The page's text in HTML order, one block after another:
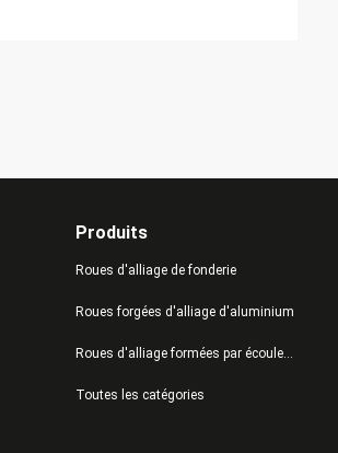
Produits
Roues d'alliage de fonderie
Roues forgées d'alliage d'aluminium
Roues d'alliage formées par écoulement
Toutes les catégories